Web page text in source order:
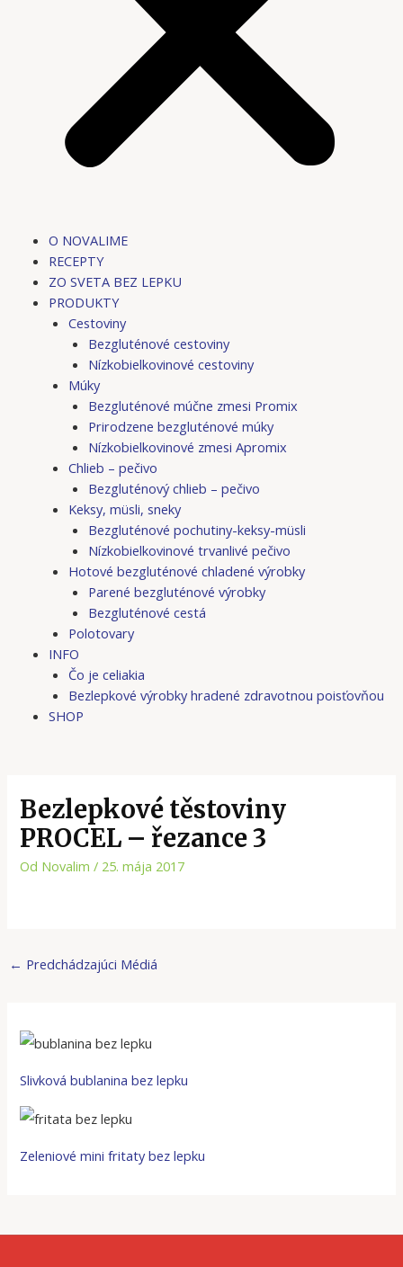
O NOVALIME
RECEPTY
ZO SVETA BEZ LEPKU
PRODUKTY
Cestoviny
Bezgluténové cestoviny
Nízkobielkovinové cestoviny
Múky
Bezgluténové múčne zmesi Promix
Prirodzene bezgluténové múky
Nízkobielkovinové zmesi Apromix
Chlieb – pečivo
Bezgluténový chlieb – pečivo
Keksy, müsli, sneky
Bezgluténové pochutiny-keksy-müsli
Nízkobielkovinové trvanlivé pečivo
Hotové bezgluténové chladené výrobky
Parené bezgluténové výrobky
Bezgluténové cestá
Polotovary
INFO
Čo je celiakia
Bezlepkové výrobky hradené zdravotnou poisťovňou
SHOP
Bezlepkové těstoviny
PROCEL – řezance 3
Od Novalim/ 25. mája 2017
← Predchádzajúci Médiá
Slivková bublanina bez lepku
Zeleniové mini fritaty bez lepku